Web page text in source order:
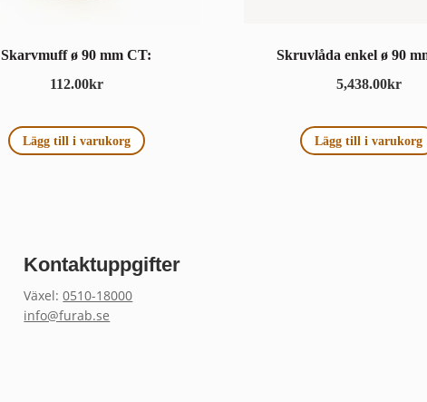
Skarvmuff ø 90 mm CT:
112.00kr
Lägg till i varukorg
Skruvlåda enkel ø 90
5,438.00kr
Lägg till i varukorg
Kontaktuppgifter
Växel:0510-18000
info@furab.se